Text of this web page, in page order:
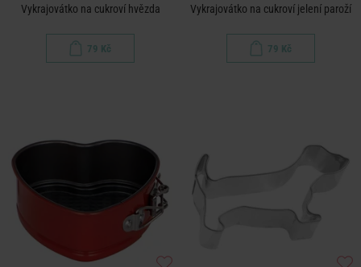
Vykrajovátko na cukroví hvězda
79 Kč
Vykrajovátko na cukroví jelení paroží
79 Kč